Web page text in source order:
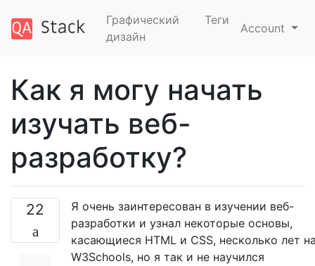
Графический
дизайн
Теги
Account
Как я могу начать
изучать веб-
разработку?
22
Я очень заинтересован в изучении веб-
разработки и узнал некоторые основы,
касающиеся HTML и CSS, несколько лет
W3Schools, но я так и не научился